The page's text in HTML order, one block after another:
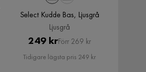
Select Kudde Bas, Ljusgrå
Ljusgrå
Pris
249 krOriginal
Pris
Förr 269 kr
Tidigare lägsta pris 249 kr